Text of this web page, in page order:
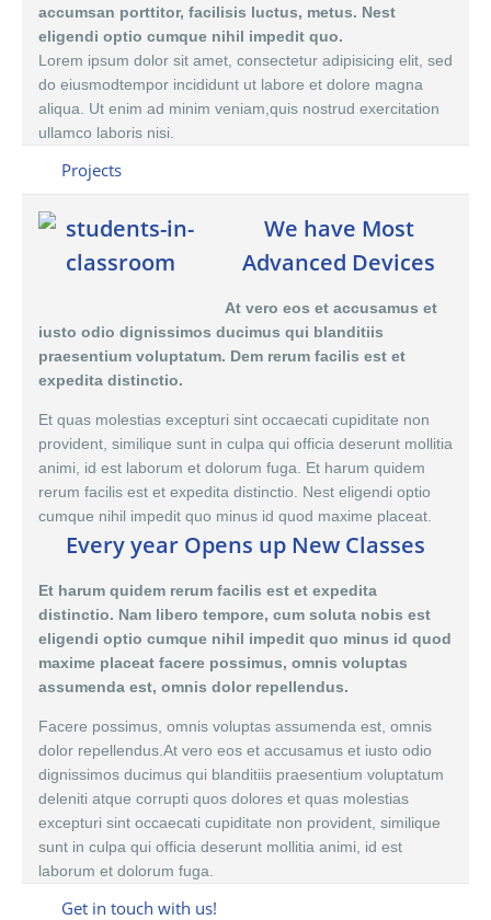
accumsan porttitor, facilisis luctus, metus. Nest
eligendi optio cumque nihil impedit quo.
Lorem ipsum dolor sit amet, consectetur adipisicing elit, sed
do eiusmodtempor incididunt ut labore et dolore magna
aliqua. Ut enim ad minim veniam,quis nostrud exercitation
ullamco laboris nisi.
Projects
We have Most
Advanced Devices
At vero eos et accusamus et
iusto odio dignissimos ducimus qui blanditiis
praesentium voluptatum. Dem rerum facilis est et
expedita distinctio.
Et quas molestias excepturi sint occaecati cupiditate non
provident, similique sunt in culpa qui officia deserunt mollitia
animi, id est laborum et dolorum fuga. Et harum quidem
rerum facilis est et expedita distinctio. Nest eligendi optio
cumque nihil impedit quo minus id quod maxime placeat.
Every year Opens up New Classes
Et harum quidem rerum facilis est et expedita
distinctio. Nam libero tempore, cum soluta nobis est
eligendi optio cumque nihil impedit quo minus id quod
maxime placeat facere possimus, omnis voluptas
assumenda est, omnis dolor repellendus.
Facere possimus, omnis voluptas assumenda est, omnis
dolor repellendus.At vero eos et accusamus et iusto odio
dignissimos ducimus qui blanditiis praesentium voluptatum
deleniti atque corrupti quos dolores et quas molestias
excepturi sint occaecati cupiditate non provident, similique
sunt in culpa qui officia deserunt mollitia animi, id est
laborum et dolorum fuga.
Get in touch with us!